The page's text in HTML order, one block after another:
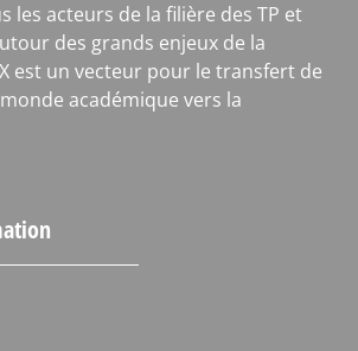
les acteurs de la filière des TP et
des grands enjeux de la
est un vecteur pour le transfert de
académique vers la